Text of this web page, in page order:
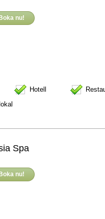
Boka nu!
Hotell
Spa
Boka nu!